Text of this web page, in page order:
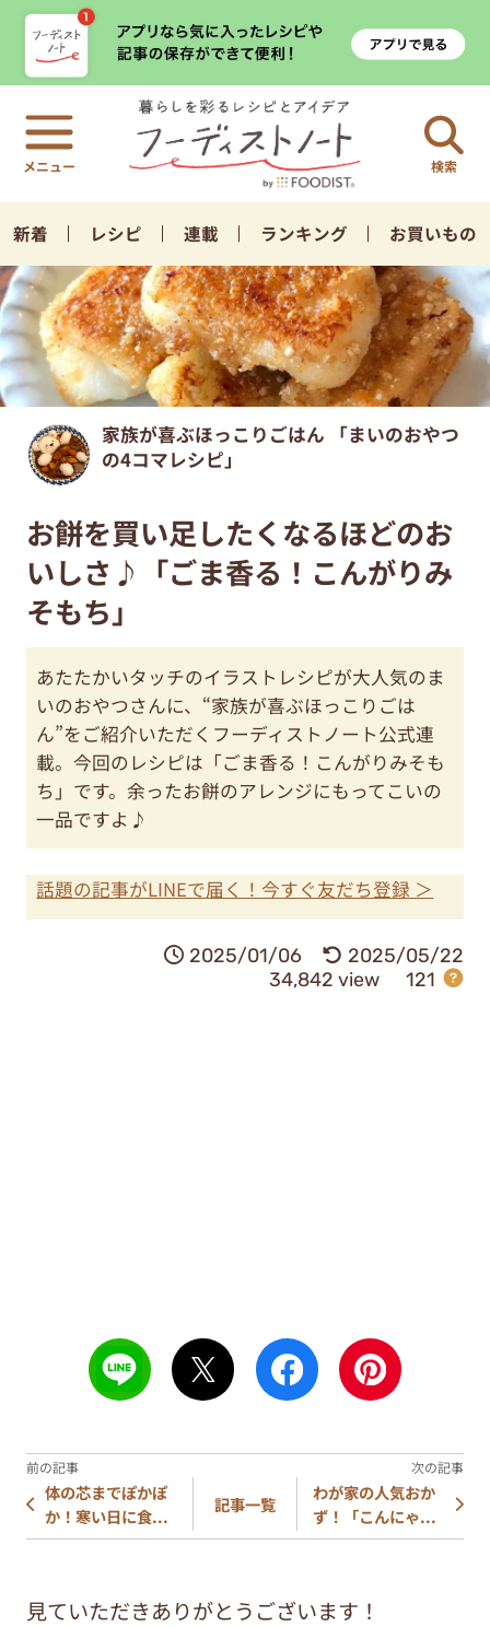
検索
新着 レシピ 連載 ランキング お買いもの
家族が喜ぶほっこりごはん 「まいのおやつ
の4コマレシピ」
お餅を買い足したくなるほどのお
いしさ♪「ごま香る！こんがりみ
そもち」
あたたかいタッチのイラストレシピが大人気のま
いのおやつさんに、“家族が喜ぶほっこりごは
ん”をご紹介いただくフーディストノート公式連
載。今回のレシピは「ごま香る！こんがりみそも
ち」です。余ったお餅のアレンジにもってこいの
一品ですよ♪
話題の記事がLINEで届く！今すぐ友だち登録 ＞
2025/01/06
2025/05/22
34,842 view
121
体の芯までぽかぽ
か！寒い日に食...
記事一覧
わが家の人気おか
ず！「こんにゃ...
見ていただきありがとうございます！